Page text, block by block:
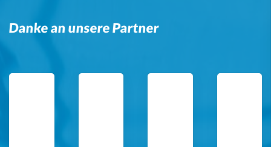
Danke an unsere Partner